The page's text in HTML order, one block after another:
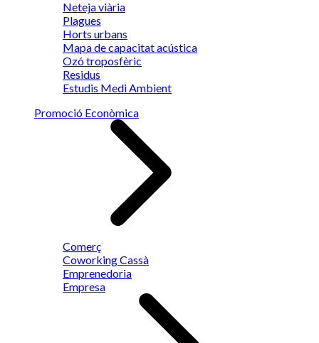
Neteja viària
Plagues
Horts urbans
Mapa de capacitat acústica
Ozó troposfèric
Residus
Estudis Medi Ambient
Promoció Econòmica
Comerç
Coworking Cassà
Emprenedoria
Empresa